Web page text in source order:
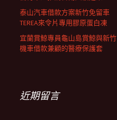
泰山汽車借款方案新竹免留車
TEREA來令片專用膠原蛋白凍
宜蘭賞鯨專員龜山島賞鯨與新竹
機車借款兼顧的醫療保護套
近期留言